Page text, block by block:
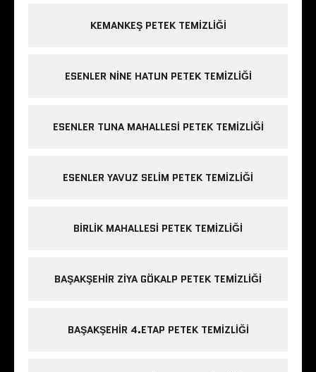
KEMANKEŞ PETEK TEMIZLIĞI
ESENLER NINE HATUN PETEK TEMIZLIĞI
ESENLER TUNA MAHALLESI PETEK TEMIZLIĞI
ESENLER YAVUZ SELIM PETEK TEMIZLIĞI
BIRLIK MAHALLESI PETEK TEMIZLIĞI
BAŞAKŞEHIR ZIYA GÖKALP PETEK TEMIZLIĞI
BAŞAKŞEHIR 4.ETAP PETEK TEMIZLIĞI